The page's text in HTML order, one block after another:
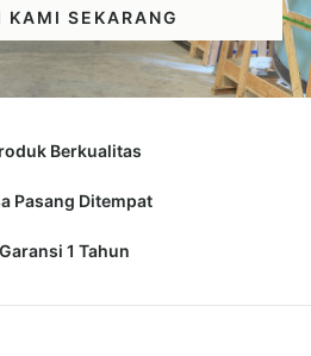
KAMI SEKARANG
Berkualitas
Pasang Ditempat
Garansi 1 Tahun